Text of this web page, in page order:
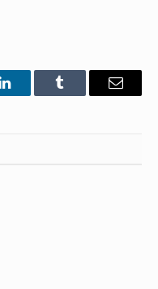
LinkedInTumblr
E-